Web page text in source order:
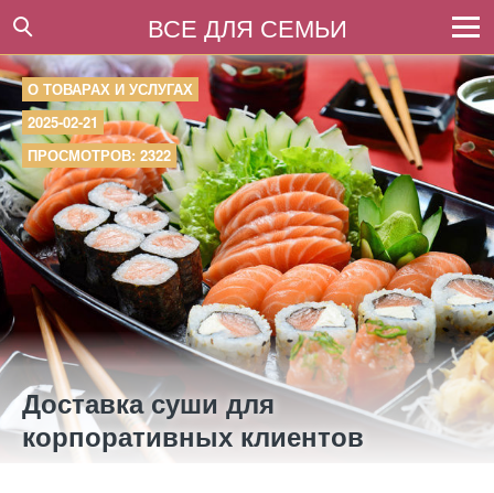
ВСЕ ДЛЯ СЕМЬИ
О ТОВАРАХ И УСЛУГАХ
2025-02-21
ПРОСМОТРОВ: 2322
Доставка суши для
корпоративных клиентов